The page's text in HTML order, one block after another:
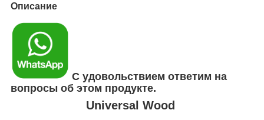
Описание
С удовольствием ответим на
вопросы об этом продукте.
Universal Wood